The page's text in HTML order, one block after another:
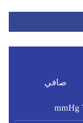
صافي
mmHg